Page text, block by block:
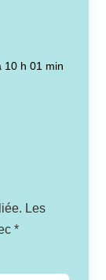
10 h 01 min
Les
*